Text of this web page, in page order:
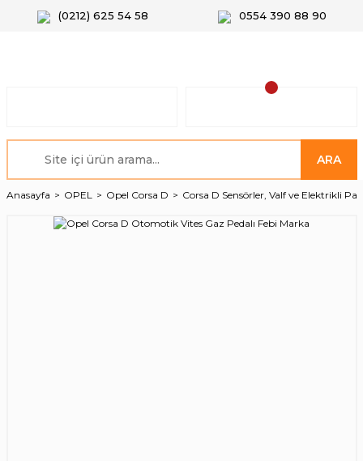
(0212) 625 54 58 0554 390 88 90
ARA
Anasayfa OPEL Opel Corsa D Corsa D Sensörler, Valf ve Elektrikli